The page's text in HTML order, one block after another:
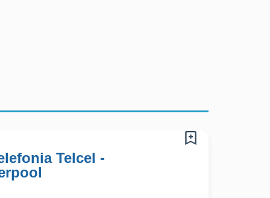
Telcel -